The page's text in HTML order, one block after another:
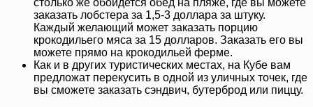
столько же обойдется обед на пляже, где вы можете
заказать лобстера за 1,5-3 доллара за штуку.
Каждый желающий может заказать порцию
крокодильего мяса за 15 долларов. Заказать его вы
можете прямо на крокодильей ферме.
Как и в других туристических местах, на Кубе вам
предложат перекусить в одной из уличных точек, где
вы сможете заказать сэндвич, бутерброд или пиццу.